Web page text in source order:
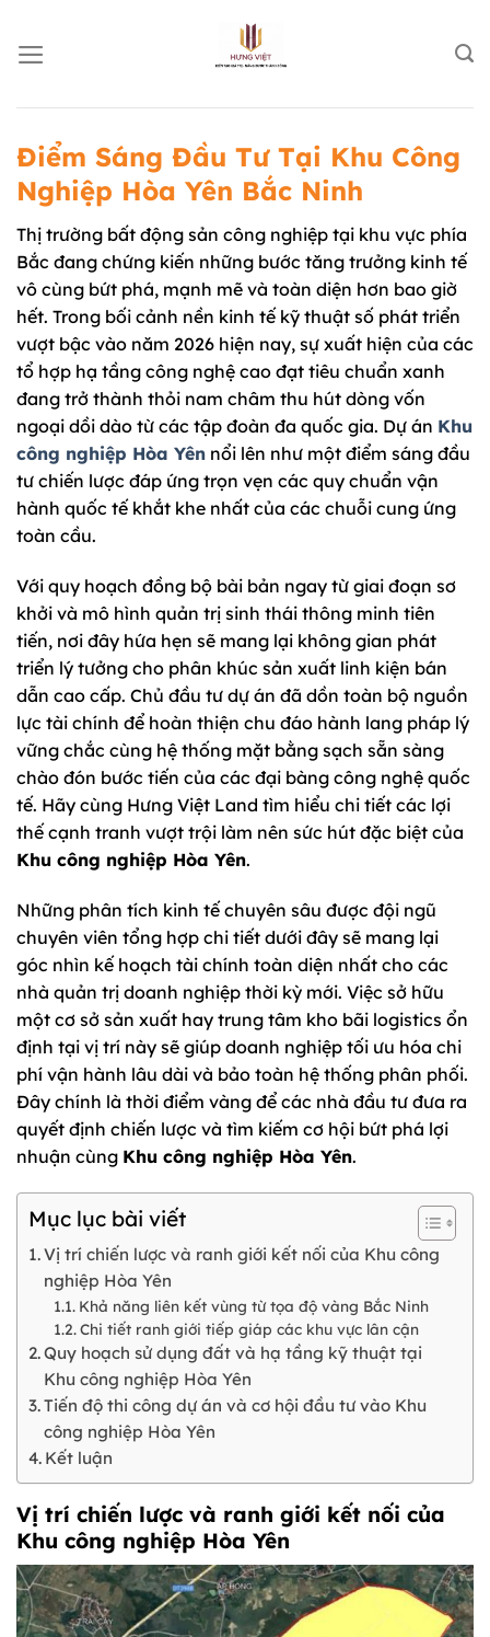
đến
nội
Điểm Sáng Đầu Tư Tại Khu Công
Nghiệp Hòa Yên Bắc Ninh
Thị trường bất động sản công nghiệp tại khu vực phía
Bắc đang chứng kiến những bước tăng trưởng kinh tế
vô cùng bứt phá, mạnh mẽ và toàn diện hơn bao giờ
hết. Trong bối cảnh nền kinh tế kỹ thuật số phát triển
vượt bậc vào năm 2026 hiện nay, sự xuất hiện của các
tổ hợp hạ tầng công nghệ cao đạt tiêu chuẩn xanh
đang trở thành thỏi nam châm thu hút dòng vốn
ngoại dồi dào từ các tập đoàn đa quốc gia. Dự án Khu
công nghiệp Hòa Yên nổi lên như một điểm sáng đầu
tư chiến lược đáp ứng trọn vẹn các quy chuẩn vận
hành quốc tế khắt khe nhất của các chuỗi cung ứng
toàn cầu.
Với quy hoạch đồng bộ bài bản ngay từ giai đoạn sơ
khởi và mô hình quản trị sinh thái thông minh tiên
tiến, nơi đây hứa hẹn sẽ mang lại không gian phát
triển lý tưởng cho phân khúc sản xuất linh kiện bán
dẫn cao cấp. Chủ đầu tư dự án đã dồn toàn bộ nguồn
lực tài chính để hoàn thiện chu đáo hành lang pháp lý
vững chắc cùng hệ thống mặt bằng sạch sẵn sàng
chào đón bước tiến của các đại bàng công nghệ quốc
tế. Hãy cùng Hưng Việt Land tìm hiểu chi tiết các lợi
thế cạnh tranh vượt trội làm nên sức hút đặc biệt của
Khu công nghiệp Hòa Yên.
Những phân tích kinh tế chuyên sâu được đội ngũ
chuyên viên tổng hợp chi tiết dưới đây sẽ mang lại
góc nhìn kế hoạch tài chính toàn diện nhất cho các
nhà quản trị doanh nghiệp thời kỳ mới. Việc sở hữu
một cơ sở sản xuất hay trung tâm kho bãi logistics ổn
định tại vị trí này sẽ giúp doanh nghiệp tối ưu hóa chi
phí vận hành lâu dài và bảo toàn hệ thống phân phối.
Đây chính là thời điểm vàng để các nhà đầu tư đưa ra
quyết định chiến lược và tìm kiếm cơ hội bứt phá lợi
nhuận cùng Khu công nghiệp Hòa Yên.
Mục lục bài viết
Vị trí chiến lược và ranh giới kết nối của Khu công
nghiệp Hòa Yên
Khả năng liên kết vùng từ tọa độ vàng Bắc Ninh
Chi tiết ranh giới tiếp giáp các khu vực lân cận
Quy hoạch sử dụng đất và hạ tầng kỹ thuật tại
Khu công nghiệp Hòa Yên
Tiến độ thi công dự án và cơ hội đầu tư vào Khu
công nghiệp Hòa Yên
Kết luận
Vị trí chiến lược và ranh giới kết nối của
Khu công nghiệp Hòa Yên